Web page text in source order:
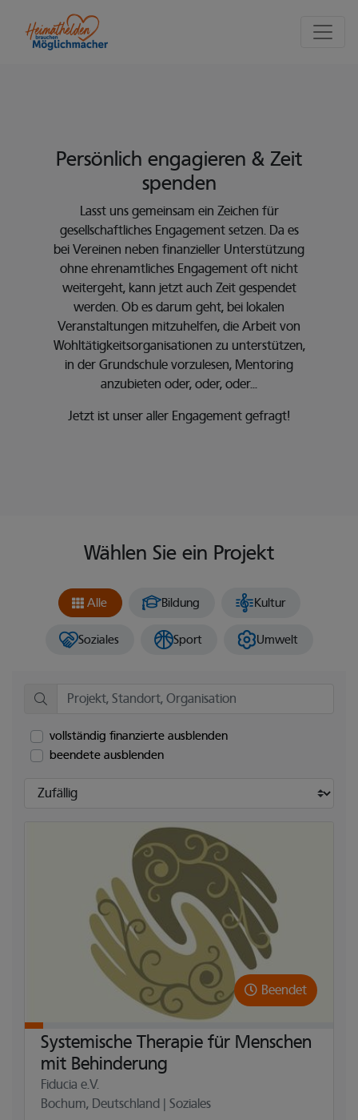
Persönlich engagieren & Zeit
spenden
Lasst uns gemeinsam ein Zeichen für
gesellschaftliches Engagement setzen. Da es
bei Vereinen neben finanzieller Unterstützung
ohne ehrenamtliches Engagement oft nicht
weitergeht, kann jetzt auch Zeit gespendet
werden. Ob es darum geht, bei lokalen
Veranstaltungen mitzuhelfen, die Arbeit von
Wohltätigkeitsorganisationen zu unterstützen,
in der Grundschule vorzulesen, Mentoring
anzubieten oder, oder, oder...
Jetzt ist unser aller Engagement gefragt!
Wählen Sie ein Projekt
Projekte entdecken
Karte überspringen und zum Abschnitt der Projektkacheln
Alle Bildung Kultur
Soziales Sport Umwelt
vollständig finanzierte ausblenden
beendete ausblenden
Sortieren nach:
Beendet
Systemische Therapie für Menschen
mit Behinderung
Fiducia e.V.
Bochum, Deutschland | Soziales